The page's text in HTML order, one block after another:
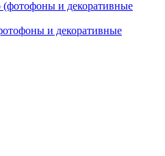
и декоративные